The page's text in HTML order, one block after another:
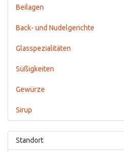
Beilagen
Back- und Nudelgerichte
Glasspezialitäten
Süßigkeiten
Gewürze
Sirup
Standort